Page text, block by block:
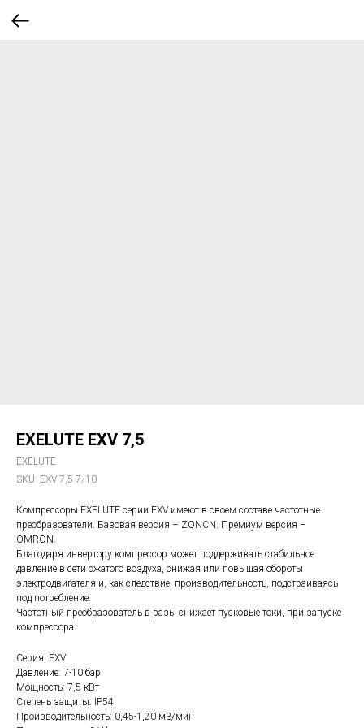
EXELUTE EXV 7,5
EXELUTE
SKU: EXV 7,5-7/10
Компрессоры EXELUTE серии EXV имеют в своем составе частотные
преобразователи. Базовая версия – ZONCN. Премиум версия –
OMRON.
Благодаря инвертору компрессор может поддерживать стабильное
давление в сети сжатого воздуха, снижая или повышая обороты
электродвигателя и, как следствие, производительность, подстраиваясь
под потребление.
Частотный преобразователь в разы снижает пусковые токи, при запуске
компрессора.
Серия: EXV
Давление: 7-10 бар
Мощность: 7,5 кВт
Степень защиты: IP54
Производительность: 0,45-1,20 м3/мин